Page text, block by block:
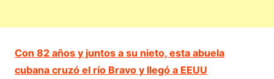
Con 82 años y juntos a su nieto, esta abuela
cubana cruzó el río Bravo y llegó a EEUU